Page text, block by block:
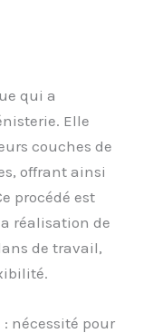
qui a
Elle
couches de
offrant ainsi
procédé est
réalisation de
de travail,
nécessité pour